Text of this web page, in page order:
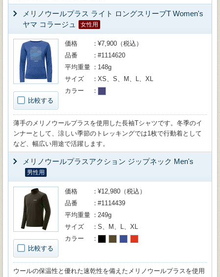
メリノウールプラス ライト ロングスリーブT Women's
ヤマ コラージュ
女性用
比較する
価格
¥7,900（税込）
品番
#1114620
平均重量
148g
サイズ
XS、S、M、L、XL
カラー
薄手のメリノウールプラスを使用した長袖Tシャツです。冬季のイ
ンナーとして、涼しい季節のトレッキングでは1枚で行動着として
など、幅広い用途で活躍します。
メリノウールプラスアクション ジップネック Men's
男性用
比較する
価格
¥12,980（税込）
品番
#1114439
平均重量
249g
サイズ
S、M、L、XL
カラー
ウールの保温性と優れた速乾性を備えたメリノウールプラスを使用